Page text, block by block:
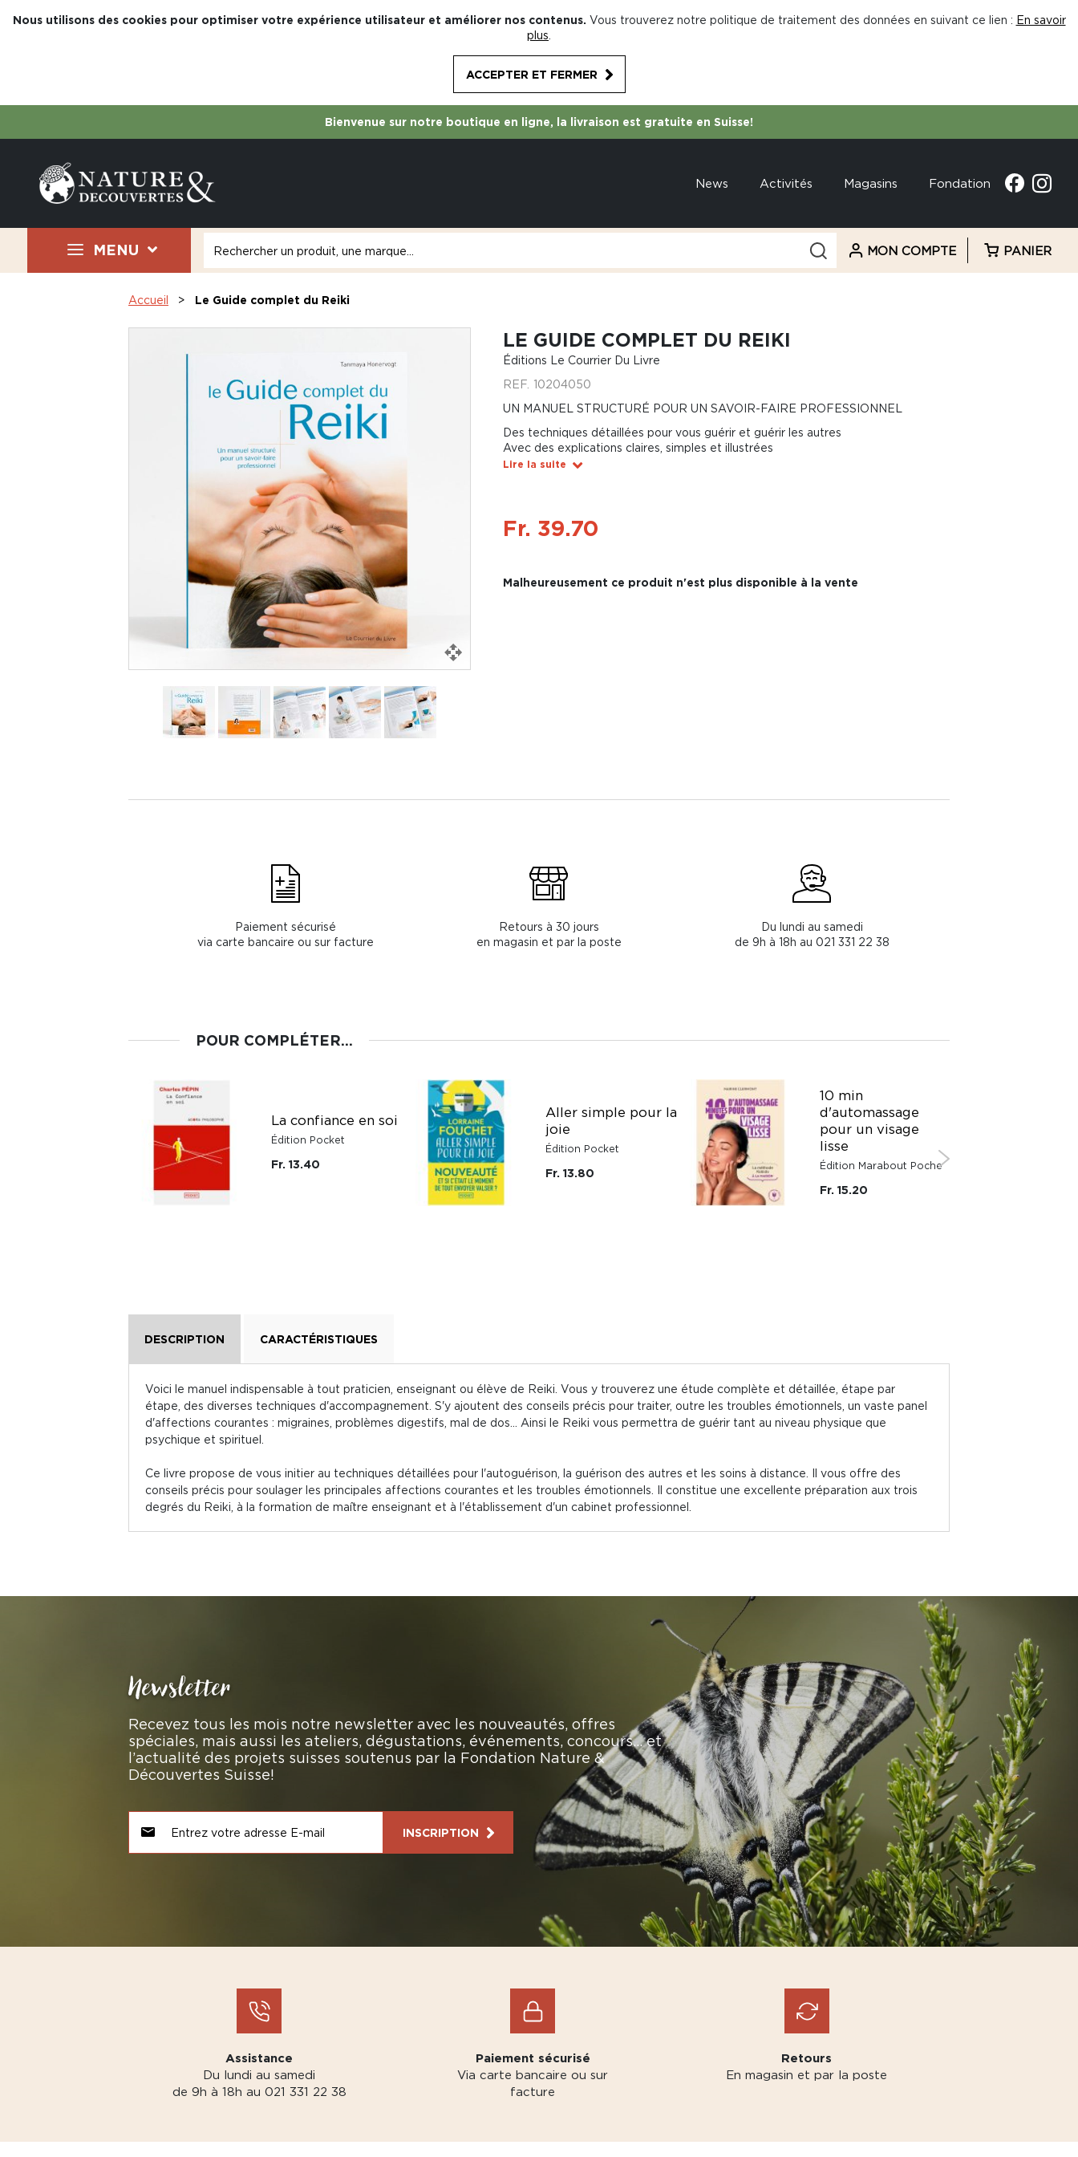
Nous utilisons des cookies pour optimiser votre expérience utilisateur et améliorer nos contenus. Vous trouverez notre politique de traitement des données en suivant ce lien : En savoir
plus
ACCEPTER ET FERMER
Bienvenue sur notre boutique en ligne, la livraison est gratuite en Suisse!
News Activités Magasins Fondation
MENU MON COMPTE PANIER
Accueil Le Guide complet du Reiki
LE GUIDE COMPLET DU REIKI
Éditions Le Courrier Du Livre
REF. 10204050
UN MANUEL STRUCTURÉ POUR UN SAVOIR-FAIRE PROFESSIONNEL
Des techniques détaillées pour vous guérir et guérir les autres
Avec des explications claires, simples et illustrées
Lire la suite
Fr. 39.70
Malheureusement ce produit n'est plus disponible à la vente
Paiement sécurisé
via carte bancaire ou sur facture
Retours à 30 jours
en magasin et par la poste
Du lundi au samedi
de 9h à 18h au 021 331 22 38
POUR COMPLÉTER...
La confiance en soi
Édition Pocket
Fr. 13.40
Aller simple pour la
joie
Édition Pocket
Fr. 13.80
10 min
d'automassage
pour un visage
lisse
Édition Marabout Poche
Fr. 15.20
DESCRIPTION CARACTÉRISTIQUES
Voici le manuel indispensable à tout praticien, enseignant ou élève de Reiki. Vous y trouverez une étude complète et détaillée, étape par
étape, des diverses techniques d'accompagnement. S'y ajoutent des conseils précis pour traiter, outre les troubles émotionnels, un vaste panel
d'affections courantes : migraines, problèmes digestifs, mal de dos... Ainsi le Reiki vous permettra de guérir tant au niveau physique que
psychique et spirituel.
Ce livre propose de vous initier au techniques détaillées pour l'autoguérison, la guérison des autres et les soins à distance. Il vous offre des
conseils précis pour soulager les principales affections courantes et les troubles émotionnels. Il constitue une excellente préparation aux trois
degrés du Reiki, à la formation de maître enseignant et à l'établissement d'un cabinet professionnel.
Newsletter
Recevez tous les mois notre newsletter avec les nouveautés, offres
spéciales, mais aussi les ateliers, dégustations, événements, concours… et
l’actualité des projets suisses soutenus par la Fondation Nature &
Découvertes Suisse!
INSCRIPTION
Assistance
Du lundi au samedi
de 9h à 18h au 021 331 22 38
Paiement sécurisé
Via carte bancaire ou sur
facture
Retours
En magasin et par la poste